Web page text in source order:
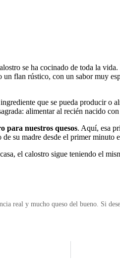
se ha cocinado de toda la
un flan rústico, con un sabor muy
que se pueda producir
alimentar al recién nacido
para nuestros quesos. Aquí, esa
su madre desde el primer minuto
el calostro sigue teniendo el
real y mucho queso del bueno. Si